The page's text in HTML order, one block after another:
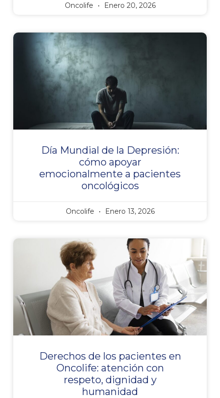
Oncolife Enero 20, 2026
Día Mundial de la Depresión:
cómo apoyar
emocionalmente a pacientes
oncológicos
Oncolife Enero 13, 2026
Derechos de los pacientes en
Oncolife: atención con
respeto, dignidad y
humanidad